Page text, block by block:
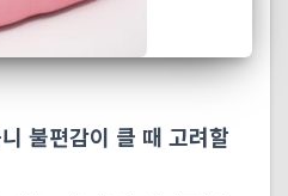
불편감이 클 때 고려할